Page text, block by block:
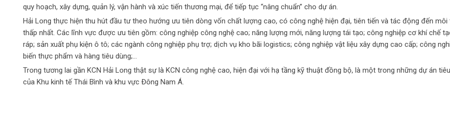
quy hoạch, xây dựng, quản lý, vận hành và xúc tiến thương mại, để tiếp tục “nâng chuẩn” cho dự án.
Hải Long thực hiện thu hút đầu tư theo hướng ưu tiên dòng vốn chất lượng cao, có công nghệ hiện đại, tiên tiến và tác động đến môi
thấp nhất. Các lĩnh vực được ưu tiên gồm: công nghiệp công nghệ cao; năng lượng mới, năng lượng tái tạo; công nghiệp cơ khí chế
ráp; sản xuất phụ kiện ô tô; các ngành công nghiệp phụ trợ; dịch vụ kho bãi logistics; công nghiệp vật liệu xây dựng cao cấp; công
biến thực phẩm và hàng tiêu dùng;…
Trong tương lai gần KCN Hải Long thật sự là KCN công nghệ cao, hiện đại với hạ tầng kỹ thuật đồng bộ, là một trong những dự án
của Khu kinh tế Thái Bình và khu vực Đông Nam Á.